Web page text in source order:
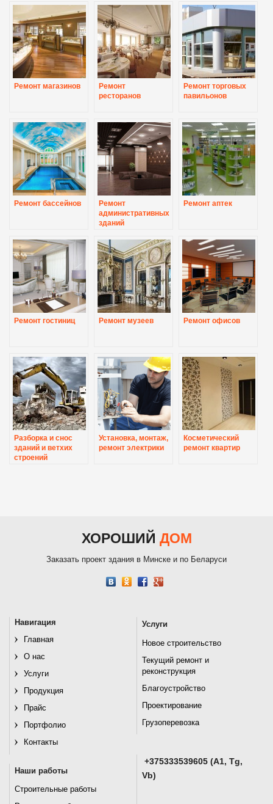
Ремонт магазинов
Ремонт
ресторанов
Ремонт торговых
павильонов
Ремонт бассейнов
Ремонт
административных
зданий
Ремонт аптек
Ремонт гостиниц Ремонт музеев Ремонт офисов
Разборка и снос
зданий и ветхих
строений
Установка, монтаж,
ремонт электрики
Косметический
ремонт квартир
ХОРОШИЙ ДОМ
Заказать проект здания в Минске и по Беларуси
Навигация
Главная
О нас
Услуги
Продукция
Прайс
Портфолио
Контакты
Услуги
Новое строительство
Текущий ремонт и
реконструкция
Благоустройство
Проектирование
Грузоперевозка
Наши работы
Строительные работы
+375333539605 (A1, Tg,
Vb)